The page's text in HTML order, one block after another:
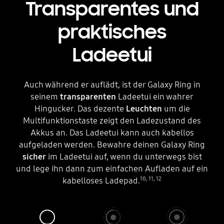
Transparentes und
praktisches
Ladeetui
Auch während er auflädt, ist der Galaxy Ring in
seinem transparenten Ladeetui ein wahrer
Hingucker. Das dezente Leuchten um die
Multifunktionstaste zeigt den Ladezustand des
Akkus an. Das Ladeetui kann auch kabellos
aufgeladen werden. Bewahre deinen Galaxy Ring
sicherim Ladeetui auf, wenn du unterwegs bist
und lege ihn dann zum einfachen Aufladen auf ein
kabelloses Ladepad.10, 11, 12